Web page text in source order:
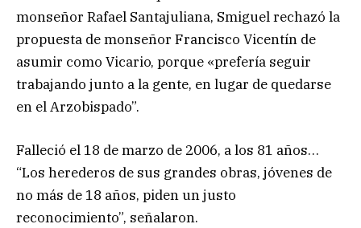
monseñor Rafael Santajuliana, Smiguel rechazó la
propuesta de monseñor Francisco Vicentín de
asumir como Vicario, porque «prefería seguir
trabajando junto a la gente, en lugar de quedarse
en el Arzobispado”.
Falleció el 18 de marzo de 2006, a los 81 años…
“Los herederos de sus grandes obras, jóvenes de
no más de 18 años, piden un justo
reconocimiento”, señalaron.